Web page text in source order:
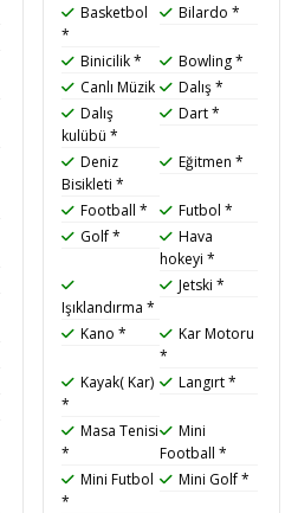
Basketbol
*
Bilardo *
Binicilik *
Bowling *
Canlı Müzik
Dalış *
Dalış
kulübü *
Dart *
Deniz
Bisikleti *
Eğitmen *
Football *
Futbol *
Golf *
Hava
hokeyi *
Işıklandırma *
Jetski *
Kano *
Kar Motoru
*
Kayak( Kar)
*
Langırt *
Masa Tenisi
*
Mini
Football *
Mini Futbol
*
Mini Golf *